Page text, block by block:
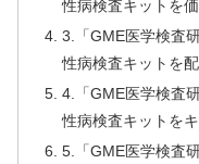
性病検査キットを
3.「GME医学検査
性病検査キットを
4.「GME医学検査
性病検査キットを
5.「GME医学検査